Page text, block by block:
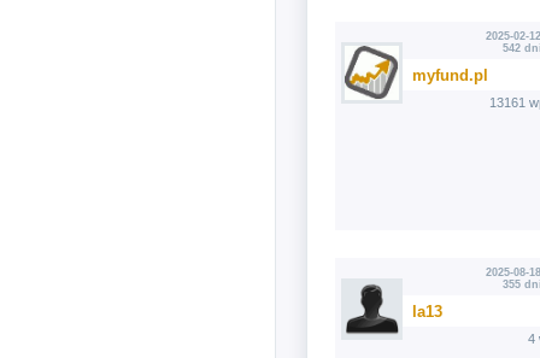
2025-02-
542
myfund.pl
13161
2025-08-
355
la13
4